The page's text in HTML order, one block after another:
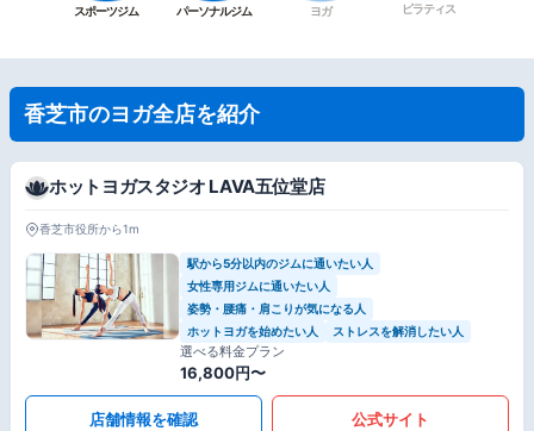
スポーツジム パーソナルジム ヨガ ピラティス
香芝市のヨガ全店を紹介
ホットヨガスタジオ LAVA五位堂店
香芝市役所から1m
駅から5分以内のジムに通いたい人
女性専用ジムに通いたい人
姿勢・腰痛・肩こりが気になる人
ホットヨガを始めたい人
ストレスを解消したい人
選べる料金プラン
16,800円〜
店舗情報を確認 公式サイト